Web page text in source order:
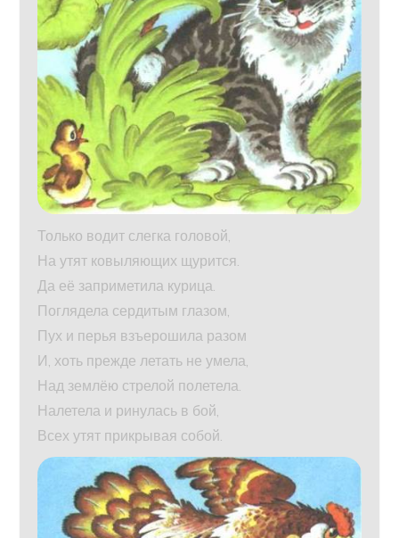
Только водит слегка головой,
На утят ковыляющих щурится.
Да её заприметила курица.
Поглядела сердитым глазом,
Пух и перья взъерошила разом
И, хоть прежде летать не умела,
Над землёю стрелой полетела.
Налетела и ринулась в бой,
Всех утят прикрывая собой.